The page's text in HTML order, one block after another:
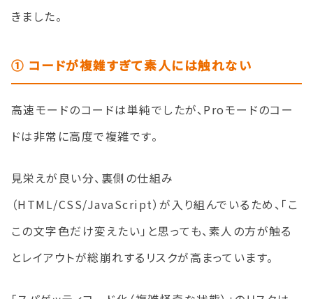
きました。
① コードが複雑すぎて素人には触れない
高速モードのコードは単純でしたが、Proモードのコー
ドは非常に高度で複雑です。
見栄えが良い分、裏側の仕組み
（HTML/CSS/JavaScript）が入り組んでいるため、「こ
この文字色だけ変えたい」と思っても、素人の方が触る
とレイアウトが総崩れするリスクが高まっています。